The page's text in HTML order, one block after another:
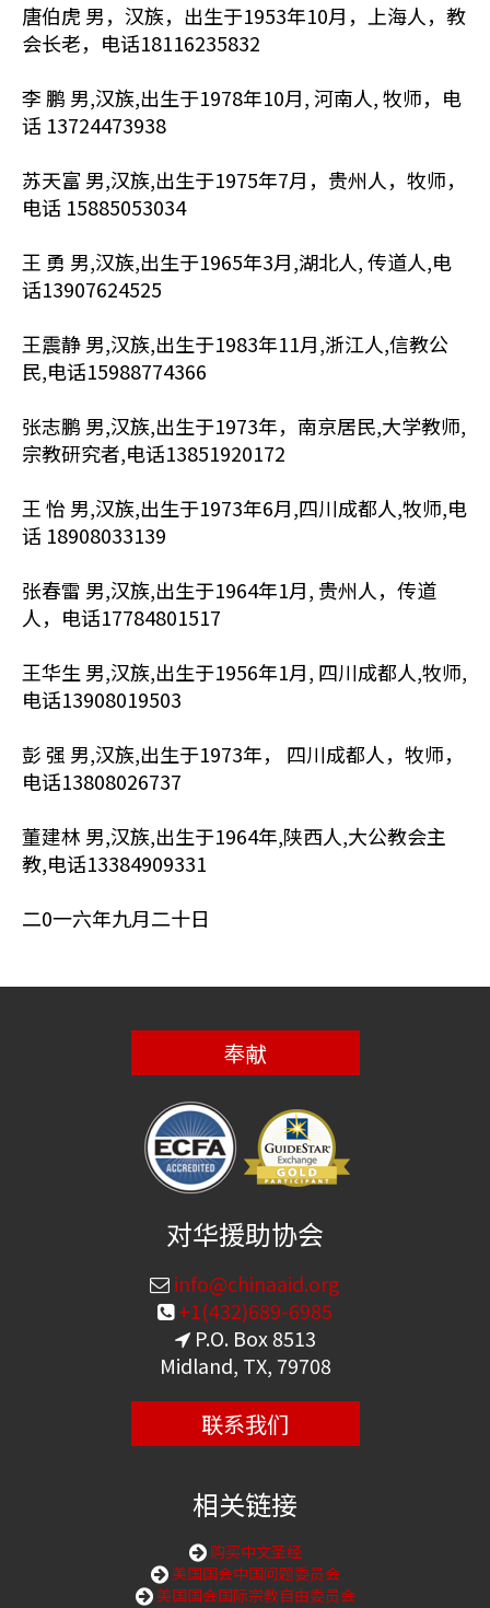
唐伯虎 男，汉族，出生于1953年10月，上海人，教
会长老，电话18116235832
李 鹏 男,汉族,出生于1978年10月, 河南人, 牧师，电
话 13724473938
苏天富 男,汉族,出生于1975年7月，贵州人，牧师，
电话 15885053034
王 勇 男,汉族,出生于1965年3月,湖北人, 传道人,电
话13907624525
王震静 男,汉族,出生于1983年11月,浙江人,信教公
民,电话15988774366
张志鹏 男,汉族,出生于1973年，南京居民,大学教师,
宗教研究者,电话13851920172
王 怡 男,汉族,出生于1973年6月,四川成都人,牧师,电
话 18908033139
张春雷 男,汉族,出生于1964年1月, 贵州人，传道
人，电话17784801517
王华生 男,汉族,出生于1956年1月, 四川成都人,牧师,
电话13908019503
彭 强 男,汉族,出生于1973年， 四川成都人，牧师，
电话13808026737
董建林 男,汉族,出生于1964年,陕西人,大公教会主
教,电话13384909331
二0一六年九月二十日
奉献
对华援助协会
info@chinaaid.org
+1(432)689-6985
P.O. Box 8513
Midland, TX, 79708
联系我们
相关链接
购买中文圣经
美国国会中国问题委员会
美国国会国际宗教自由委员会